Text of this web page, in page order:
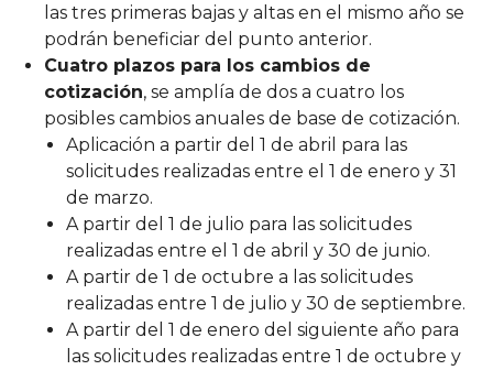
las tres primeras bajas y altas en el mismo año se
podrán beneficiar del punto anterior.
Cuatro plazos para los cambios de
cotización, se amplía de dos a cuatro los
posibles cambios anuales de base de cotización.
Aplicación a partir del 1 de abril para las
solicitudes realizadas entre el 1 de enero y 31
de marzo.
A partir del 1 de julio para las solicitudes
realizadas entre el 1 de abril y 30 de junio.
A partir de 1 de octubre a las solicitudes
realizadas entre 1 de julio y 30 de septiembre.
A partir del 1 de enero del siguiente año para
las solicitudes realizadas entre 1 de octubre y